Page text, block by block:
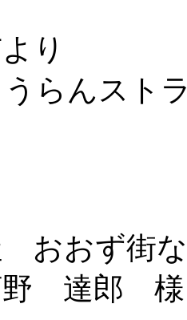
り
うらんスト
おおず街
達郎 様